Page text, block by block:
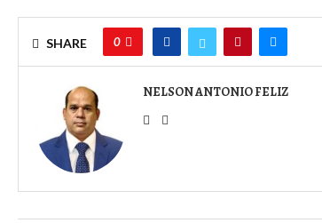
SHARE 0
NELSON ANTONIO FELIZ